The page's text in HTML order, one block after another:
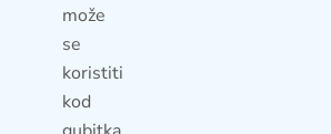
može
se
koristiti
kod